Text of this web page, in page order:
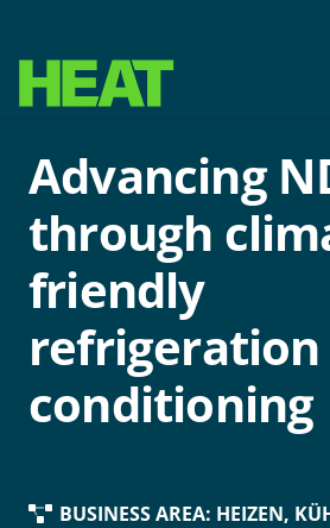
Advancing
through
friendly
refrigeration
conditioning
BUSINESS AREA: HEIZEN,